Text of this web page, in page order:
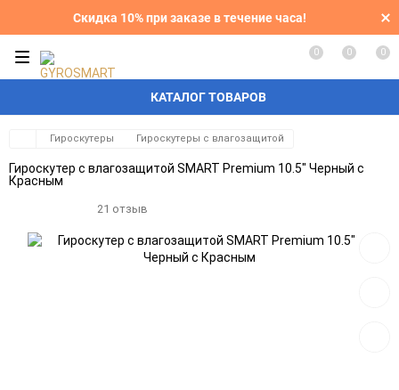
Скидка 10% при заказе в течение часа!
КАТАЛОГ ТОВАРОВ
0 0 0
Гироскутеры Гироскутеры с влагозащитой
Гироскутер с влагозащитой SMART Premium 10.5" Черный с
Красным
21 отзыв